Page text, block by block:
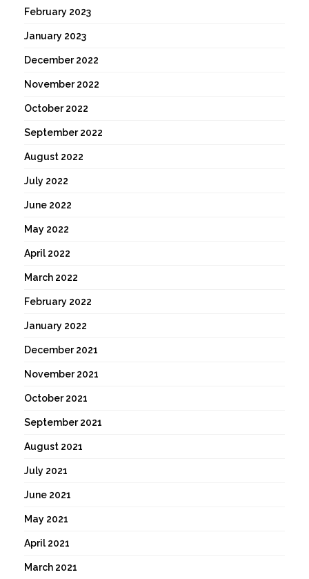
February 2023
January 2023
December 2022
November 2022
October 2022
September 2022
August 2022
July 2022
June 2022
May 2022
April 2022
March 2022
February 2022
January 2022
December 2021
November 2021
October 2021
September 2021
August 2021
July 2021
June 2021
May 2021
April 2021
March 2021